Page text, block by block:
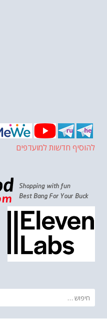
להוסיף חדשות למועדפים
חפש: